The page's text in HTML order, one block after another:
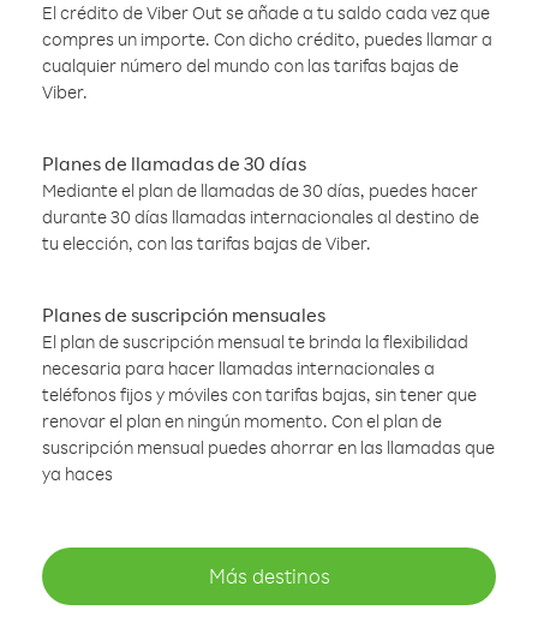
El crédito de Viber Out se añade a tu saldo cada vez que
compres un importe. Con dicho crédito, puedes llamar a
cualquier número del mundo con las tarifas bajas de
Viber.
Planes de llamadas de 30 días
Mediante el plan de llamadas de 30 días, puedes hacer
durante 30 días llamadas internacionales al destino de
tu elección, con las tarifas bajas de Viber.
Planes de suscripción mensuales
El plan de suscripción mensual te brinda la flexibilidad
necesaria para hacer llamadas internacionales a
teléfonos fijos y móviles con tarifas bajas, sin tener que
renovar el plan en ningún momento. Con el plan de
suscripción mensual puedes ahorrar en las llamadas que
ya haces
Más destinos